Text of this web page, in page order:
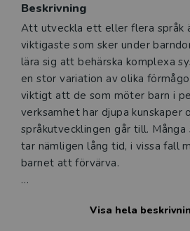
Beskrivning
Beskrivning
Att utveckla ett eller flera språk
viktigaste som sker under
lära sig att behärska komplexa
en stor variation av olika
viktigt att de som möter barn i
verksamhet har djupa kunskaper
språkutvecklingen går till.
tar nämligen lång tid, i vissa fall
barnet att förvärva.
teorier om språkutveckling och
Visa hela